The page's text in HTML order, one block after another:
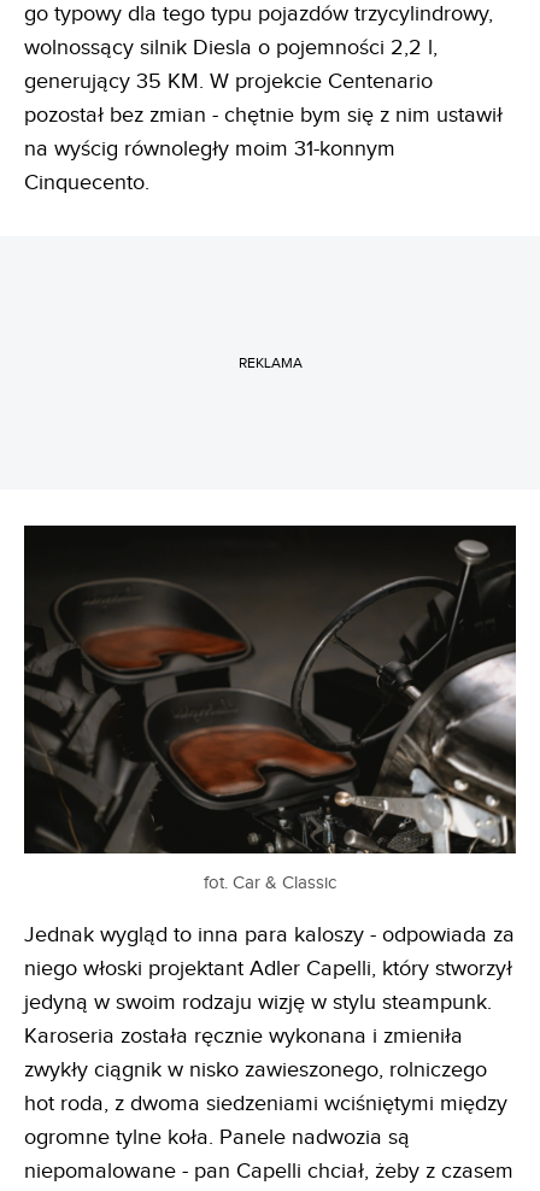
go typowy dla tego typu pojazdów trzycylindrowy,
wolnossący silnik Diesla o pojemności 2,2 l,
generujący 35 KM. W projekcie Centenario
pozostał bez zmian - chętnie bym się z nim ustawił
na wyścig równoległy moim 31-konnym
Cinquecento.
REKLAMA
fot. Car & Classic
Jednak wygląd to inna para kaloszy - odpowiada za
niego włoski projektant Adler Capelli, który stworzył
jedyną w swoim rodzaju wizję w stylu steampunk.
Karoseria została ręcznie wykonana i zmieniła
zwykły ciągnik w nisko zawieszonego, rolniczego
hot roda, z dwoma siedzeniami wciśniętymi między
ogromne tylne koła. Panele nadwozia są
niepomalowane - pan Capelli chciał, żeby z czasem